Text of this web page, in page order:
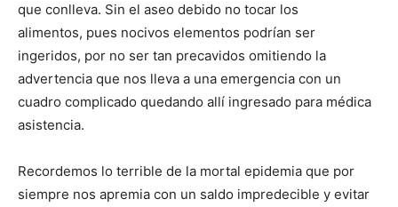
que conlleva. Sin el aseo debido no tocar los
alimentos, pues nocivos elementos podrían ser
ingeridos, por no ser tan precavidos omitiendo la
advertencia que nos lleva a una emergencia con un
cuadro complicado quedando allí ingresado para médica
asistencia.
Recordemos lo terrible de la mortal epidemia que por
siempre nos apremia con un saldo impredecible y evitar